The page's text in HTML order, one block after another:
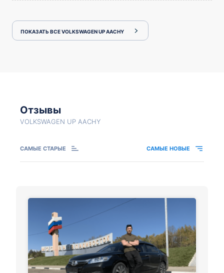
ПОКАЗАТЬ ВСЕ VOLKSWAGEN UP AACHY
Отзывы
VOLKSWAGEN UP AACHY
САМЫЕ СТАРЫЕ САМЫЕ НОВЫЕ